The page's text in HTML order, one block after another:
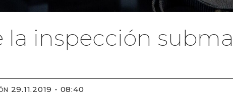
inspección
29.11.2019 - 08:40